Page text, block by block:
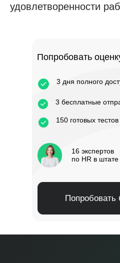
удовлетворенности
Попробовать
Попробовать
16 экспертов
по HR в штате
3 дня полного
150 готовых
3 бесплатные